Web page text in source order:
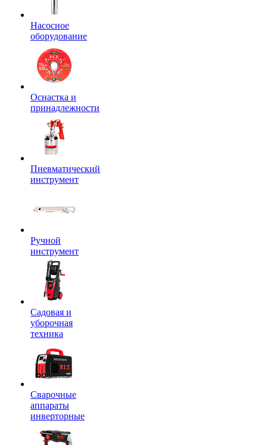
Насосное
оборудование
Оснастка и
принадлежности
Пневматический
инструмент
Ручной
инструмент
Садовая и
уборочная
техника
Сварочные
аппараты
инверторные